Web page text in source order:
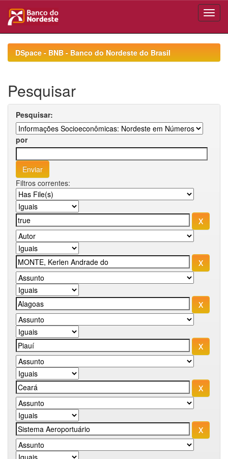
navigationDSpace - BNB - Banco do Nordeste do Brasil
Pesquisar
Pesquisar:
por
Filtros correntes: